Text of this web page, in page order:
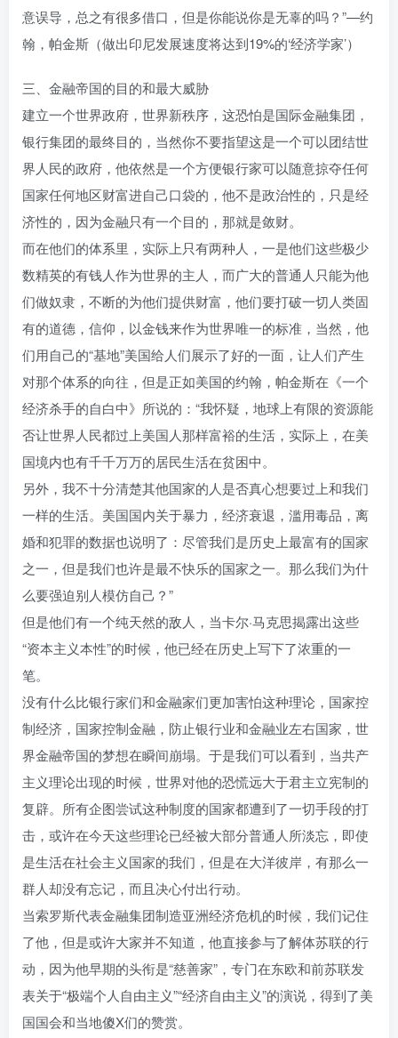
意误导，总之有很多借口，但是你能说你是无辜的吗？”—约
翰，帕金斯（做出印尼发展速度将达到19%的‘经济学家’）
三、金融帝国的目的和最大威胁
建立一个世界政府，世界新秩序，这恐怕是国际金融集团，
银行集团的最终目的，当然你不要指望这是一个可以团结世
界人民的政府，他依然是一个方便银行家可以随意掠夺任何
国家任何地区财富进自己口袋的，他不是政治性的，只是经
济性的，因为金融只有一个目的，那就是敛财。
而在他们的体系里，实际上只有两种人，一是他们这些极少
数精英的有钱人作为世界的主人，而广大的普通人只能为他
们做奴隶，不断的为他们提供财富，他们要打破一切人类固
有的道德，信仰，以金钱来作为世界唯一的标准，当然，他
们用自己的“基地”美国给人们展示了好的一面，让人们产生
对那个体系的向往，但是正如美国的约翰，帕金斯在《一个
经济杀手的自白中》所说的：“我怀疑，地球上有限的资源能
否让世界人民都过上美国人那样富裕的生活，实际上，在美
国境内也有千千万万的居民生活在贫困中。
另外，我不十分清楚其他国家的人是否真心想要过上和我们
一样的生活。美国国内关于暴力，经济衰退，滥用毒品，离
婚和犯罪的数据也说明了：尽管我们是历史上最富有的国家
之一，但是我们也许是最不快乐的国家之一。那么我们为什
么要强迫别人模仿自己？”
但是他们有一个纯天然的敌人，当卡尔·马克思揭露出这些
“资本主义本性”的时候，他已经在历史上写下了浓重的一
笔。
没有什么比银行家们和金融家们更加害怕这种理论，国家控
制经济，国家控制金融，防止银行业和金融业左右国家，世
界金融帝国的梦想在瞬间崩塌。于是我们可以看到，当共产
主义理论出现的时候，世界对他的恐慌远大于君主立宪制的
复辟。所有企图尝试这种制度的国家都遭到了一切手段的打
击，或许在今天这些理论已经被大部分普通人所淡忘，即使
是生活在社会主义国家的我们，但是在大洋彼岸，有那么一
群人却没有忘记，而且决心付出行动。
当索罗斯代表金融集团制造亚洲经济危机的时候，我们记住
了他，但是或许大家并不知道，他直接参与了解体苏联的行
动，因为他早期的头衔是“慈善家”，专门在东欧和前苏联发
表关于“极端个人自由主义”“经济自由主义”的演说，得到了美
国国会和当地傻X们的赞赏。